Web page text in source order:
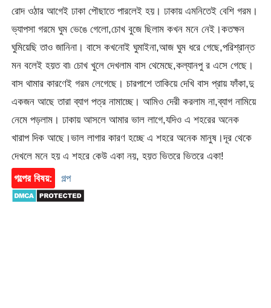
রোদ ওঠার আগেই ঢাকা পৌছাতে পারলেই হয়। ঢাকায় এমনিতেই বেশি গরম।
ভ্যাপসা গরমে ঘুম ভেঙে গেলো,চোখ বুজে ছিলাম কখন মনে নেই।কতক্ষন
ঘুমিয়েছি তাও জানিনা। বাসে কখনোই ঘুমাইনা,আজ ঘুম ধরে গেছে,পরিশ্রান্ত
মন বলেই হয়ত বা৷ চোখ খুলে দেখলাম বাস থেমেছে,কল্যানপু র এসে গেছে।
বাস থামার কারণেই গরম লেগেছে। চারপাশে তাকিয়ে দেখি বাস প্রায় ফাঁকা,দু
একজন আছে তারা ব্যাগ পত্র নামাচ্ছে। আমিও দেরী করলাম না,ব্যাগ নামিয়ে
নেমে পড়লাম। ঢাকায় আসলে আমার ভাল লাগে,যদিও এ শহরের অনেক
খারাপ দিক আছে।ভাল লাগার কারণ হচ্ছে এ শহরে অনেক মানুষ।দূর থেকে
দেখলে মনে হয় এ শহরে কেউ একা নয়, হয়ত ভিতরে ভিতরে একা!
গল্পের বিষয়:
গল্প